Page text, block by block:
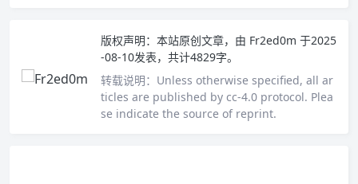
版权声明： 本站原创文章，由 Fr2ed0m 于2025
-08-10发表，共计4829字。
转载说明： Unless otherwise specified, all ar
ticles are published by cc-4.0 protocol. Plea
se indicate the source of reprint.